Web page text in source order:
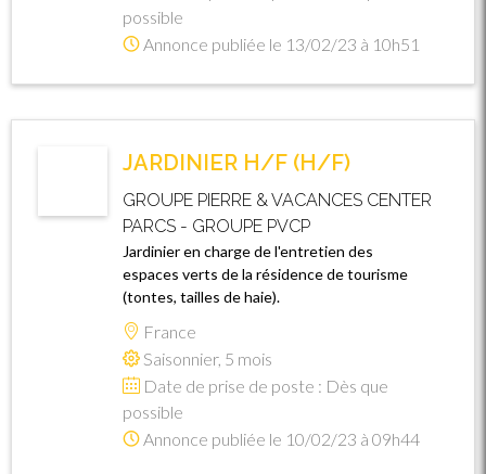
possible
Annonce publiée le 13/02/23 à 10h51
JARDINIER H/F (H/F)
GROUPE PIERRE & VACANCES CENTER
PARCS - GROUPE PVCP
Jardinier en charge de l'entretien des
espaces verts de la résidence de tourisme
(tontes, tailles de haie).
France
Saisonnier, 5 mois
Date de prise de poste : Dès que
possible
Annonce publiée le 10/02/23 à 09h44